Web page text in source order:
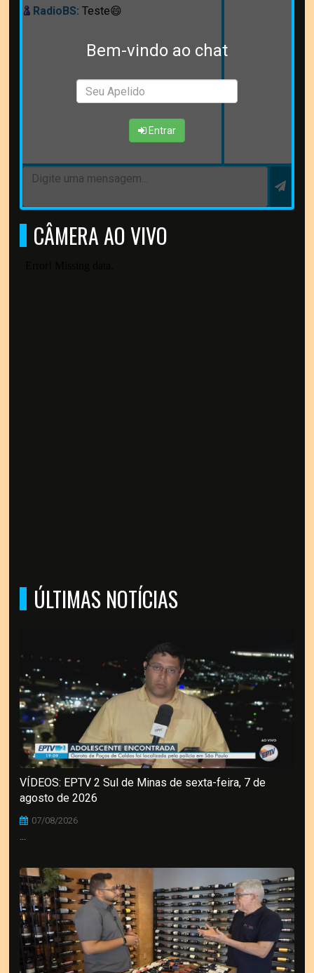
Bem-vindo ao chat
Entrar
RadioBS: Teste😄
CÂMERA AO VIVO
ÚLTIMAS NOTÍCIAS
VÍDEOS: EPTV 2 Sul de Minas de sexta-feira, 7 de
agosto de 2026
07/08/2026
...